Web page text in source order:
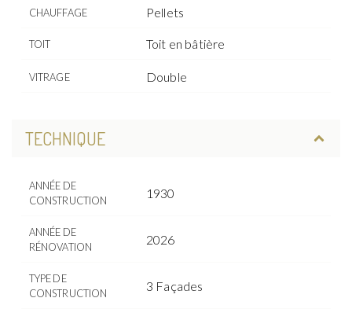
CHAUFFAGE Pellets
TOIT Toit en bâtière
VITRAGE Double
TECHNIQUE
ANNÉE DE
CONSTRUCTION
1930
ANNÉE DE
RÉNOVATION
2026
TYPE DE
CONSTRUCTION
3 Façades